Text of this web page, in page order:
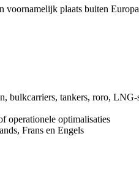
plaats buiten
bulkcarriers, tankers, roro,
operationele optimalisaties
Frans en Engels